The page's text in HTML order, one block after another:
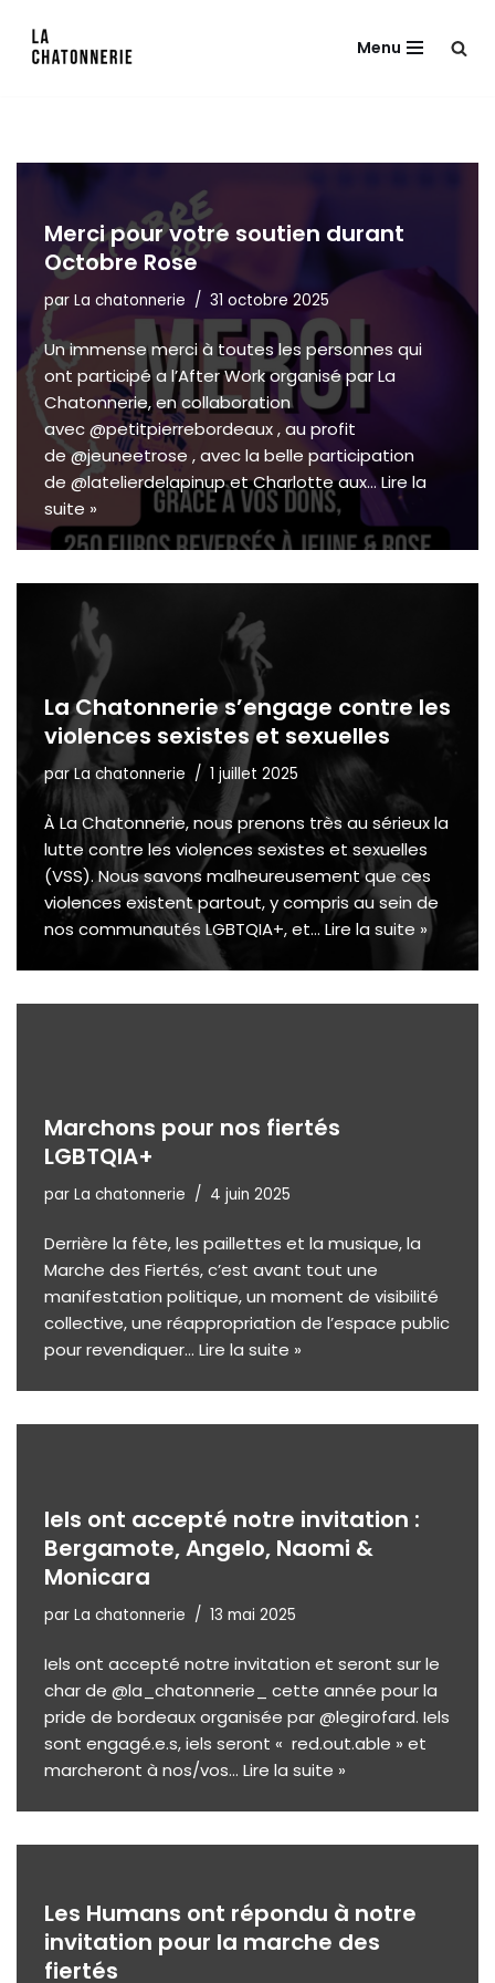
Aller
Menu
Merci pour votre soutien durant
Octobre Rose
par La chatonnerie 31 octobre 2025
Un immense merci à toutes les personnes qui
ont participé a l’After Work organisé par La
Chatonnerie, en collaboration
avec @petitpierrebordeaux , au profit
de @jeuneetrose , avec la belle participation
de @latelierdelapinup et Charlotte aux…Lire la
suite »
La Chatonnerie s’engage contre les
violences sexistes et sexuelles
parLa chatonnerie 1 juillet 2025
À La Chatonnerie, nous prenons très au sérieux la
lutte contre les violences sexistes et sexuelles
(VSS). Nous savons malheureusement que ces
violences existent partout, y compris au sein de
nos communautés LGBTQIA+, et… Lire la suite »
Marchons pour nos fiertés
LGBTQIA+
par La chatonnerie 4 juin 2025
Derrière la fête, les paillettes et la musique, la
Marche des Fiertés, c’est avant tout une
manifestation politique, un moment de visibilité
collective, une réappropriation de l’espace public
pour revendiquer… Lire la suite »
Iels ont accepté notre invitation :
Bergamote, Angelo, Naomi &
Monicara
par La chatonnerie 13 mai 2025
Iels ont accepté notre invitation et seront sur le
char de @la_chatonnerie_ cette année pour la
pride de bordeaux organisée par @legirofard. Iels
sont engagé.e.s, iels seront « red.out.able » et
marcheront à nos/vos… Lire la suite »
Les Humans ont répondu à notre
invitation pour la marche des
fiertés